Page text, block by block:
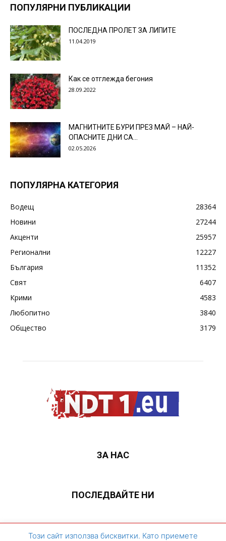
ПОПУЛЯРНИ ПУБЛИКАЦИИ
ПОСЛЕДНА ПРОЛЕТ ЗА ЛИПИТЕ
11.04.2019
Как се отглежда бегония
28.09.2022
МАГНИТНИТЕ БУРИ ПРЕЗ МАЙ – НАЙ-
ОПАСНИТЕ ДНИ СА…
02.05.2026
ПОПУЛЯРНА КАТЕГОРИЯ
Водещ
28364
Новини
27244
Акценти
25957
Регионални
12227
България
11352
Свят
6407
Крими
4583
Любопитно
3840
Общество
3179
ЗА НАС
ПОСЛЕДВАЙТЕ НИ
ЗА НАС Контакти Архивен сайт
Този сайт използва бисквитки. Като приемете